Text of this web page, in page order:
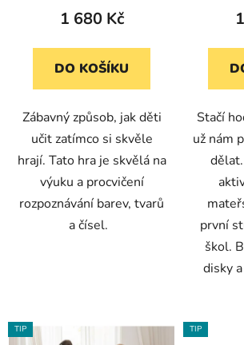
1 680 Kč
DO KOŠÍKU
Zábavný způsob, jak děti
učit zatímco si skvěle
hrají. Tato hra je skvělá na
výuku a procvičení
rozpoznávání barev, tvarů
a čísel.
Stačí
už nám
první
škol.
disky
TIP TIP